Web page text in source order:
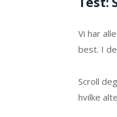
Vi har
best. I
Scroll
hvilke